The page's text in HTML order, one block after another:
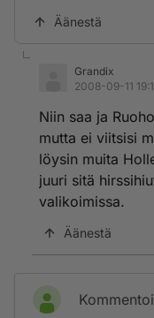
Äänestä
Grandix
2008-09-11
Niin saa ja
mutta ei viitsisi
löysin muita
juuri sitä
valikoimissa.
Äänestä